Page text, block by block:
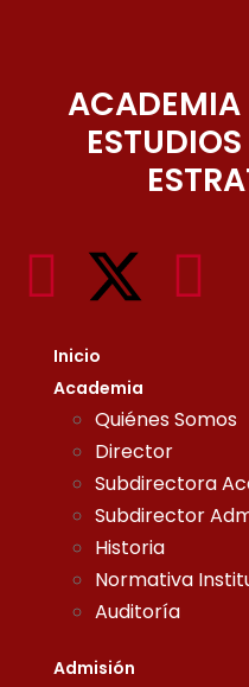
ACADEMIA
Inicio
Academia
Quiénes Somos
Director
Subdirectora
Subdirector
Historia
Normativa
Auditoría
Admisión